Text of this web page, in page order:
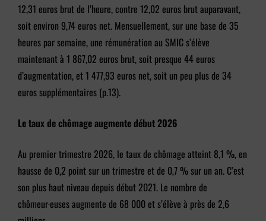
12,31 euros brut de l’heure, contre 12,02 euros brut auparavant,
soit environ 9,74 euros net. Mensuellement, sur une base de 35
heures par semaine, une rémunération au SMIC s’élève
maintenant à 1 867,02 euros brut, soit presque 44 euros
d’augmentation, et 1 477,93 euros net, soit un peu plus de 34
euros supplémentaires (p.13).
Le taux de chômage augmente début 2026
Au premier trimestre 2026, le taux de chômage atteint 8,1 %, en
hausse de 0,2 point sur un trimestre et de 0,7 % sur un an. C’est
son plus haut niveau depuis début 2021. Le nombre de
chômeur·euses augmente de 68 000 et s’élève à près de 2,6